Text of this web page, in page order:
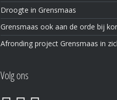
Droogte in Grensmaas
Grensmaas ook aan de orde bij
Afronding project Grensmaas in
Volg ons